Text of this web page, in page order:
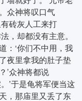
众神将叹口气
砖灰人工来打
，却都没有主意。
：‘你们不中用，我
夜里拿我的肚子垫
’众神将都说
’于是龟将军便当这
，那庙里又丢了东